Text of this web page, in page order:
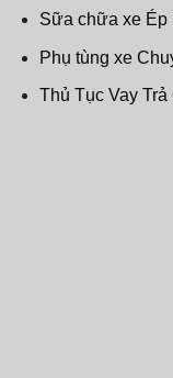
Sữa chữa xe
Phụ tùng xe
Thủ Tục Vay